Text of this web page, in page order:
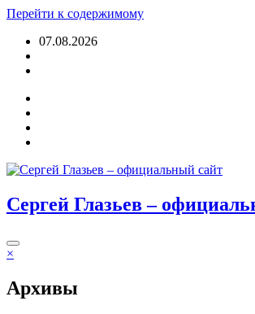
Перейти к содержимому
07.08.2026
Сергей Глазьев –
×
Архивы